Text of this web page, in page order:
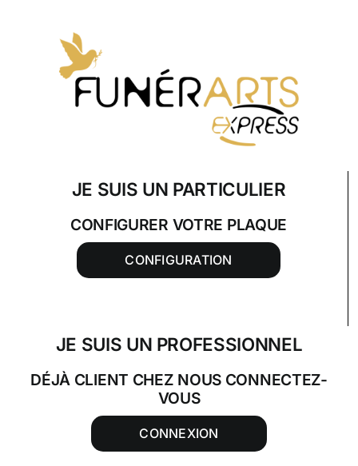
JE SUIS UN PARTICULIER
CONFIGURER VOTRE PLAQUE
CONFIGURATION
JE SUIS UN PROFESSIONNEL
DÉJÀ CLIENT CHEZ NOUS CONNECTEZ-
VOUS
CONNEXION